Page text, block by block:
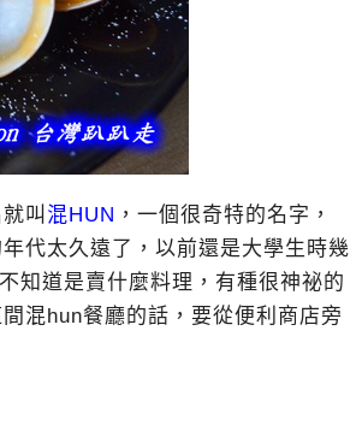
叫 混HUN ，一個很奇特的名字，
代太久遠了，以前還是大學生時幾
知道是賣什麼料理，有種很神祕的
混hun餐廳的話，要從便利商店旁